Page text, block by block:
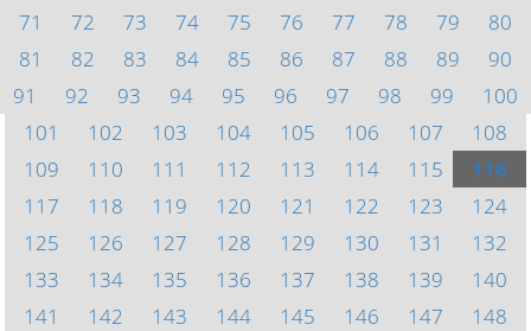
71
72 73 74 75 76 77 78 79
80
81
82 83 84 85 86 87 88 89
90
91
92 93 94 95 96 97 98 99
100
101
102 103 104 105 106 107
108
109
110 111 112 113 114 115
116
117
118 119 120 121 122 123
124
125
126 127 128 129 130 131
132
133
134 135 136 137 138 139
140
141
142 143 144 145 146 147
148